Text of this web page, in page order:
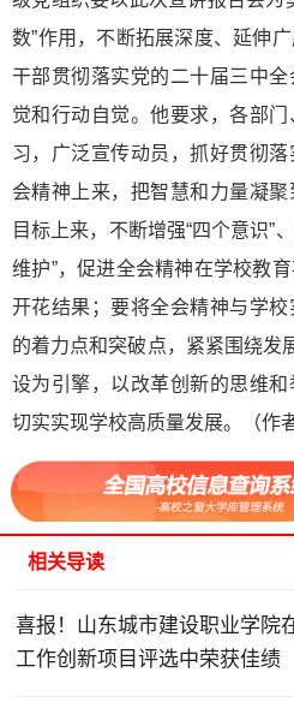
数”作用，不断拓展深度、延伸
干部贯彻落实党的二十届三中
觉和行动自觉。他要求，各部
习，广泛宣传动员，抓好贯彻
会精神上来，把智慧和力量凝
目标上来，不断增强“四个意识”
维护”，促进全会精神在学校教
开花结果；要将全会精神与学
的着力点和突破点，紧紧围绕发
设为引擎，以改革创新的思维和
切实实现学校高质量发展。（作
相关导读
喜报！山东城市建设职业学院
工作创新项目评选中荣获佳绩